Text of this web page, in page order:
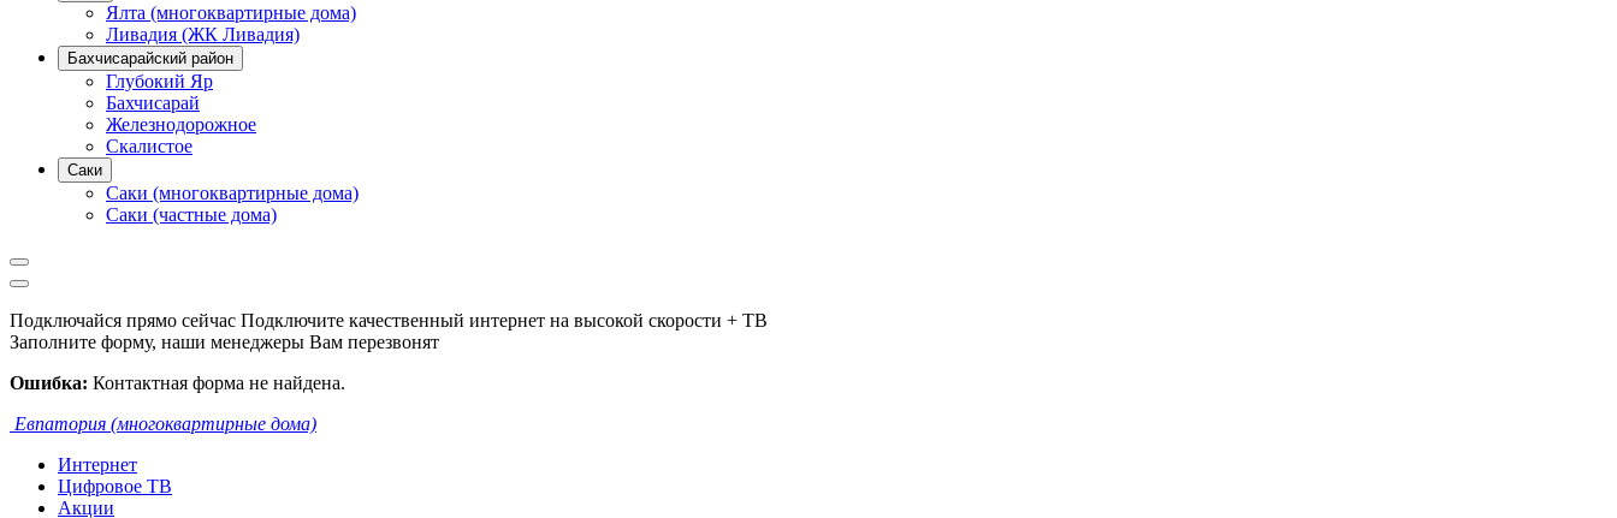
Ялта (многоквартирные дома)
Ливадия (ЖК Ливадия)
Бахчисарайский район
Глубокий Яр
Бахчисарай
Железнодорожное
Скалистое
Саки
Саки (многоквартирные дома)
Саки (частные дома)
Подключайся прямо сейчас Подключите качественный интернет на высокой скорости + ТВ
Заполните форму, наши менеджеры Вам перезвонят
Ошибка: Контактная форма не найдена.
Евпатория (многоквартирные дома)
Интернет
Цифровое ТВ
Акции